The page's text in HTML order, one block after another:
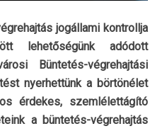
jogállami kontrollja
lehetőségünk adódott
Büntetés-végrehajtási
nyerhettünk a börtönélet
érdekes, szemlélettágító
a büntetés-végrehajtás